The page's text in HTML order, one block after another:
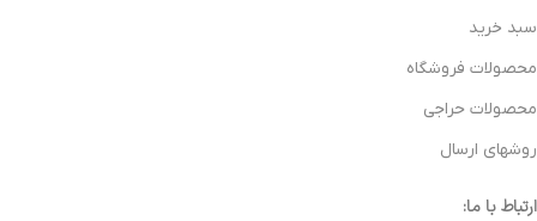
سبد خرید
محصولات فروشگاه
محصولات حراجی
روشهای ارسال
ارتباط با ما: